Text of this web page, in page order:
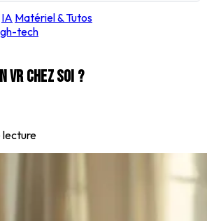
IA Matériel & Tutos
tech
VR chez soi ?
lecture